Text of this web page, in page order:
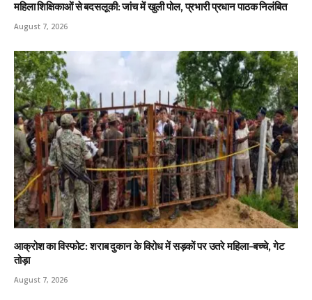
महिला शिक्षिकाओं से बदसलूकी: जांच में खुली पोल, प्रभारी प्रधान पाठक निलंबित
August 7, 2026
आक्रोश का विस्फोट: शराब दुकान के विरोध में सड़कों पर उतरे महिला-बच्चे, गेट
तोड़ा
August 7, 2026